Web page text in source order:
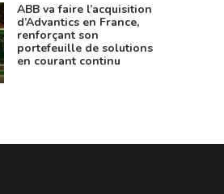
ABB va faire l’acquisition
d’Advantics en France,
renforçant son
portefeuille de solutions
en courant continu